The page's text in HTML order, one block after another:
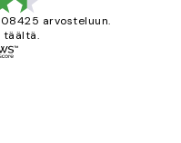
arvosteluun.
täältä.